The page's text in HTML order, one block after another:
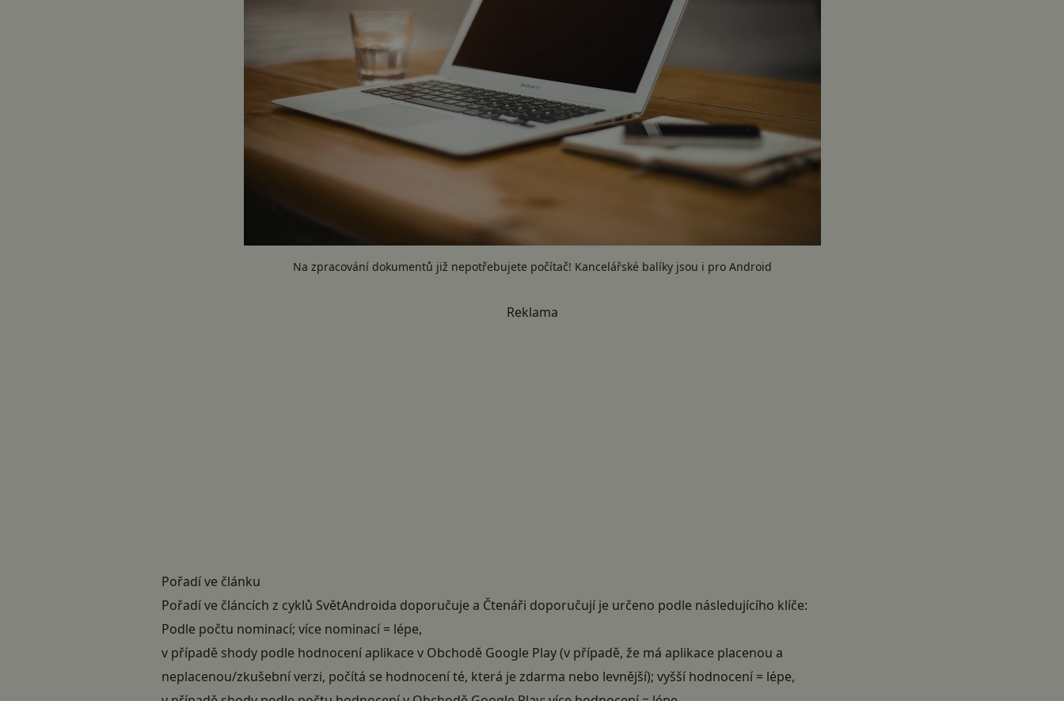
Na zpracování dokumentů již nepotřebujete počítač! Kancelářské balíky jsou i pro Android
Reklama
Pořadí ve článku
Pořadí ve článcích z cyklů SvětAndroida doporučuje a Čtenáři doporučují je určeno podle následujícího klíče:
Podle počtu nominací; více nominací = lépe,
v případě shody podle hodnocení aplikace v Obchodě Google Play (v případě, že má aplikace placenou a
neplacenou/zkušební verzi, počítá se hodnocení té, která je zdarma nebo levnější); vyšší hodnocení = lépe,